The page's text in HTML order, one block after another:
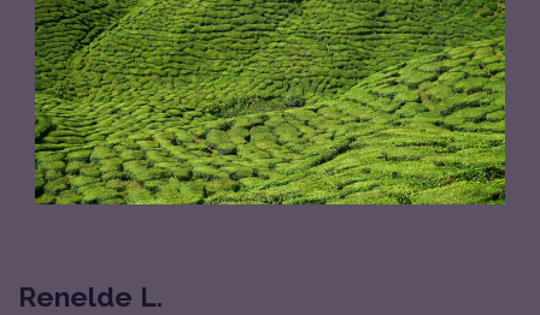
Renelde L.